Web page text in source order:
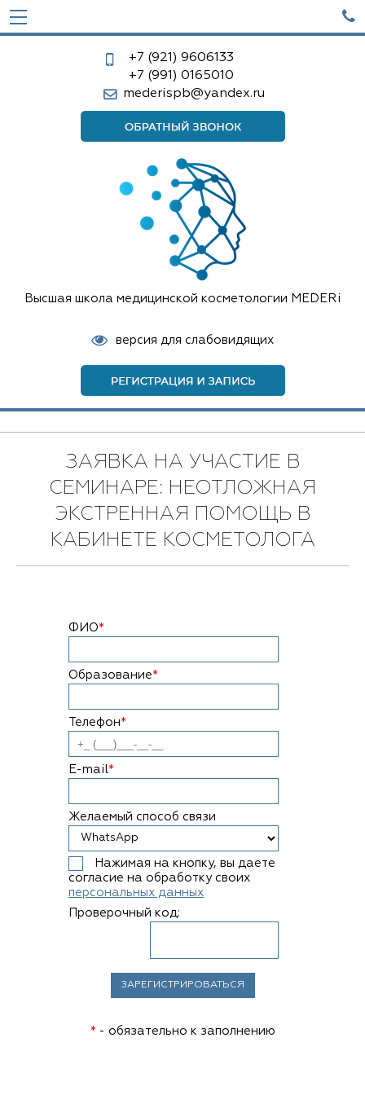

+7 (921) 9606133
+7 (991) 0165010
mederispb@yandex.ru
Высшая школа медицинской косметологии MEDERi
версия для слабовидящих
ЗАЯВКА НА УЧАСТИЕ В
СЕМИНАРЕ: НЕОТЛОЖНАЯ
ЭКСТРЕННАЯ ПОМОЩЬ В
КАБИНЕТЕ КОСМЕТОЛОГА
ФИО*
Образование*
Телефон*
E-mail*
Желаемый способ связи
Нажимая на кнопку, вы даете
согласие на обработку своих
персональных данных
Проверочный код:
* - обязательно к заполнению